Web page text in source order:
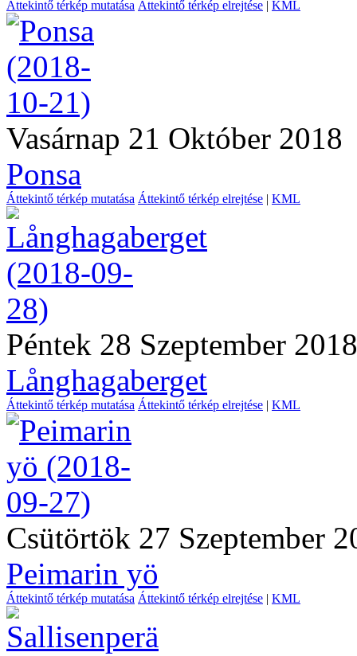
Áttekintő térkép mutatása Áttekintő térkép elrejtése | KML
Vasárnap 21 Október 2018
Ponsa
Áttekintő térkép mutatása Áttekintő térkép elrejtése | KML
Péntek 28 Szeptember 2018
Långhagaberget
Áttekintő térkép mutatása Áttekintő térkép elrejtése | KML
Csütörtök 27 Szeptember
Peimarin yö
Áttekintő térkép mutatása Áttekintő térkép elrejtése | KML